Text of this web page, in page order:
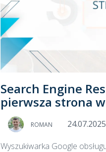
Search Engine
pierwsza strona
ROMAN 24.07.2025
Wyszukiwarka Google